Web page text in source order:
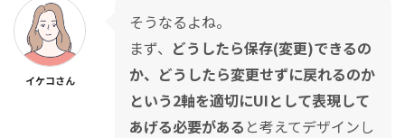
イケコさん
そうなるよね。
まず、 どうしたら保存(変更)できるの
か、どうしたら変更せずに戻れるのか
という2軸を適切にUIとして表現して
あげる必要がある と考えてデザインし